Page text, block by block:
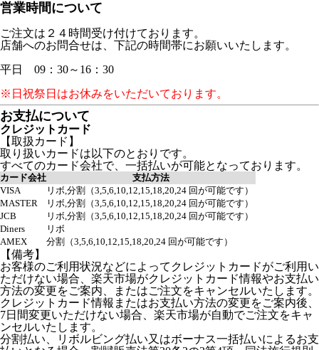
営業時間について
ご注文は２４時間受け付けております。
店舗へのお問合せは、下記の時間帯にお願いいたします。
平日 09：30～16：30
※日祝祭日はお休みをいただいております。
お支払について
クレジットカード
【取扱カード】
取り扱いカードは以下のとおりです。
すべてのカード会社で、一括払いが可能となっております。
カード会社
支払方法
VISA
リボ,分割（3,5,6,10,12,15,18,20,24 回が可能です）
MASTER
リボ,分割（3,5,6,10,12,15,18,20,24 回が可能です）
JCB
リボ,分割（3,5,6,10,12,15,18,20,24 回が可能です）
Diners
リボ
AMEX
分割（3,5,6,10,12,15,18,20,24 回が可能です）
【備考】
お客様のご利用状況などによってクレジットカードがご利用い
ただけない場合、楽天市場がクレジットカード情報やお支払い
方法の変更をご案内、またはご注文をキャンセルいたします。
クレジットカード情報またはお支払い方法の変更をご案内後、
7日間変更いただけない場合、楽天市場が自動でご注文をキャ
ンセルいたします。
分割払い、リボルビング払い又はボーナス一括払いによるお支